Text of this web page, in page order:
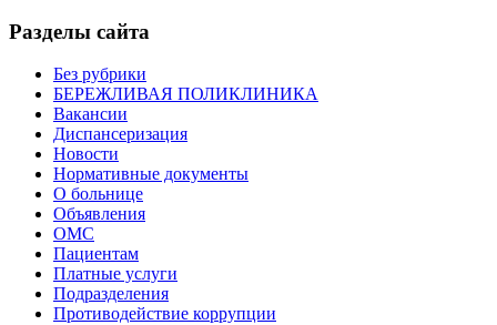
Разделы сайта
Без рубрики
БЕРЕЖЛИВАЯ ПОЛИКЛИНИКА
Вакансии
Диспансеризация
Новости
Нормативные документы
О больнице
Объявления
ОМС
Пациентам
Платные услуги
Подразделения
Противодействие коррупции